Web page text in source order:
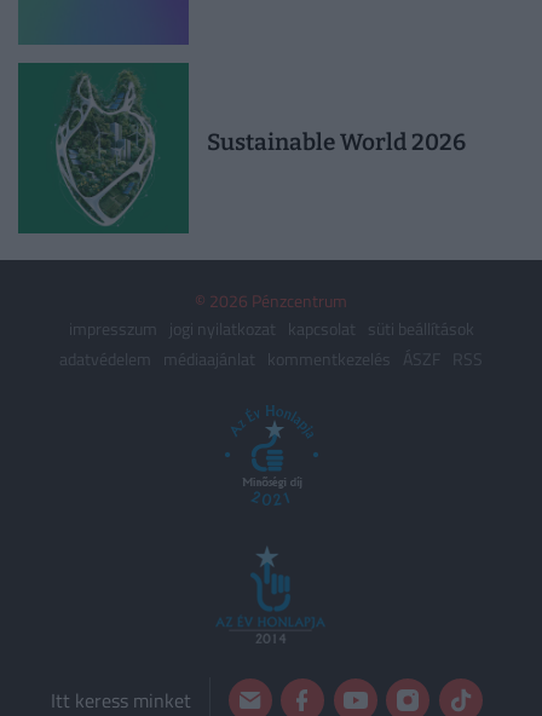
Sustainable World 2026
© 2026 Pénzcentrum
impresszum
jogi nyilatkozat kapcsolat
süti beállítások
adatvédelem
médiaajánlat kommentkezelés ÁSZF RSS
Itt keress minket